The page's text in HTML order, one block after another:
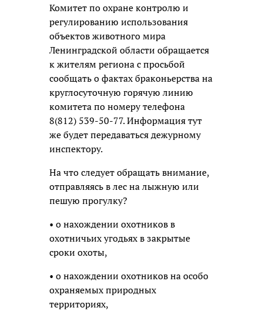
Комитет по охране контролю и
регулированию использования
объектов животного мира
Ленинградской области обращается
к жителям региона с просьбой
сообщать о фактах браконьерства на
круглосуточную горячую линию
комитета по номеру телефона
8(812) 539-50-77. Информация тут
же будет передаваться дежурному
инспектору.
На что следует обращать внимание,
отправляясь в лес на лыжную или
пешую прогулку?
• о нахождении охотников в
охотничьих угодьях в закрытые
сроки охоты,
• о нахождении охотников на особо
охраняемых природных
территориях,